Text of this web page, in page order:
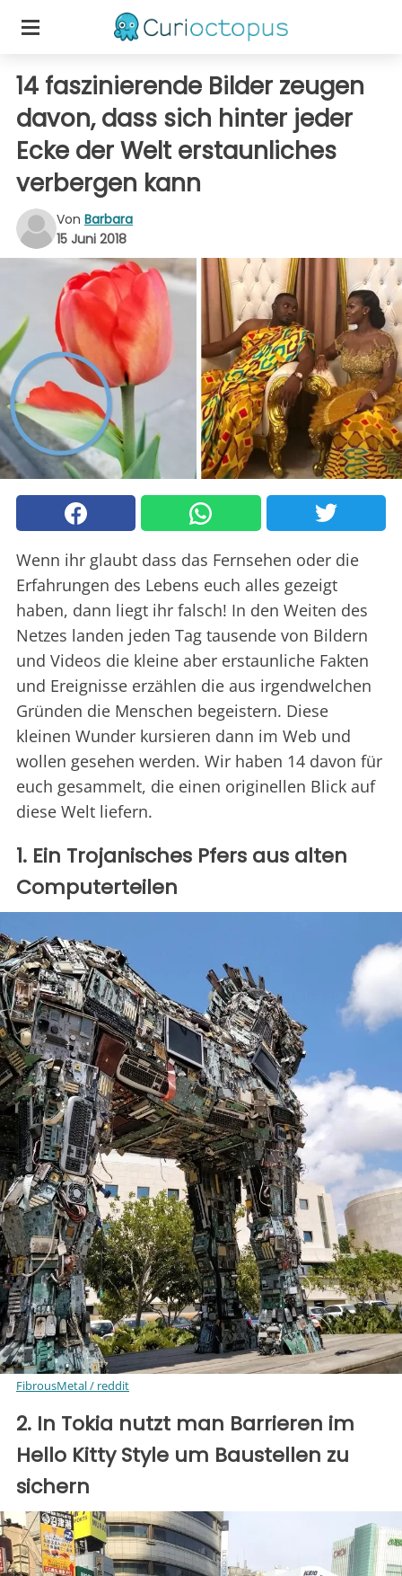
14 faszinierende Bilder zeugen
davon, dass sich hinter jeder
Ecke der Welt erstaunliches
verbergen kann
Von Barbara
15 Juni 2018
Wenn ihr glaubt dass das Fernsehen oder die
Erfahrungen des Lebens euch alles gezeigt
haben, dann liegt ihr falsch! In den Weiten des
Netzes landen jeden Tag tausende von Bildern
und Videos die kleine aber erstaunliche Fakten
und Ereignisse erzählen die aus irgendwelchen
Gründen die Menschen begeistern. Diese
kleinen Wunder kursieren dann im Web und
wollen gesehen werden. Wir haben 14 davon für
euch gesammelt, die einen originellen Blick auf
diese Welt liefern.
1. Ein Trojanisches Pfers aus alten
Computerteilen
FibrousMetal / reddit
2. In Tokia nutzt man Barrieren im
Hello Kitty Style um Baustellen zu
sichern